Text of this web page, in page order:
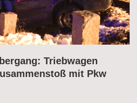
Triebwagen
mit Pkw